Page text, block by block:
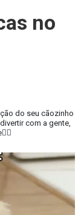
no
do seu cãozinho
com a gente,